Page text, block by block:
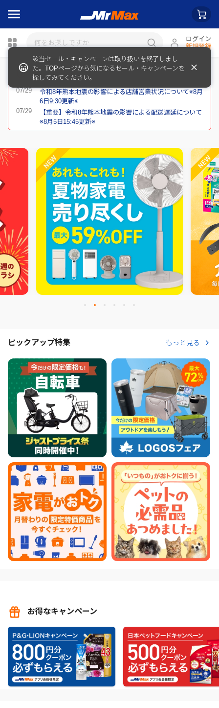
ログイン
新規登録
重要なお知らせ
令和8年熊本地震の影響による店舗営業状況について※8月
6日9:30更新※
【重要】令和8年熊本地震の影響による配送遅延について
※8月5日15:45更新※
ピックアップ特集 もっと見る
お得なキャンペーン
該当セール・キャンペーンは取り扱いを終了しまし
た。TOPページから気になるセール・キャンペーンを
探してみてください。